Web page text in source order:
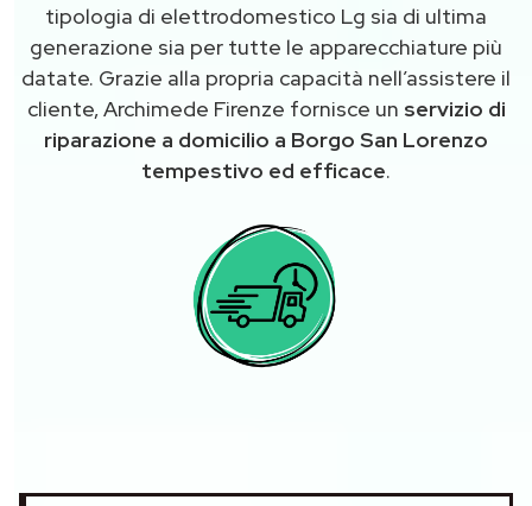
tipologia di elettrodomestico Lg sia di ultima
generazione sia per tutte le apparecchiature più
datate. Grazie alla propria capacità nell’assistere il
cliente, Archimede Firenze fornisce un servizio di
riparazione a domicilio a Borgo San Lorenzo
tempestivo ed efficace.